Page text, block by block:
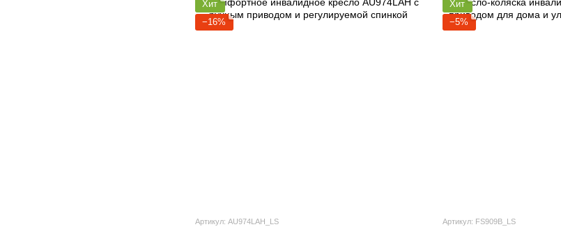
Хит
−16%
Артикул: AU974LAH_LS
Хит
−5%
Артикул: FS909B_LS